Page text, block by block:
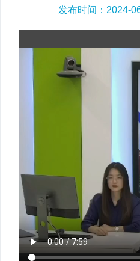
发布时间：2024-